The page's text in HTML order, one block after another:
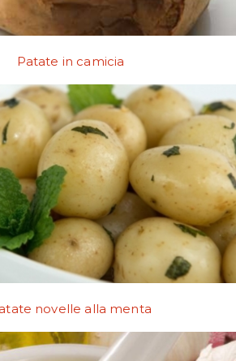
Patate in camicia
novelle alla menta